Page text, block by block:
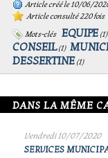
Article créé le 10/06/
Article consulté 220 fois
Mots-clés
EQUIPE (1)
CONSEIL(1)
DESSERTINE (1)
DANS LA MÊME
Vendredi 10/07/2020
SERVICES